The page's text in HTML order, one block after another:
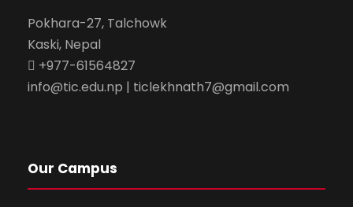
Pokhara-27, Talchowk
Kaski, Nepal
+977-61564827
info@tic.edu.np | ticlekhnath7@gmail.com
Our Campus